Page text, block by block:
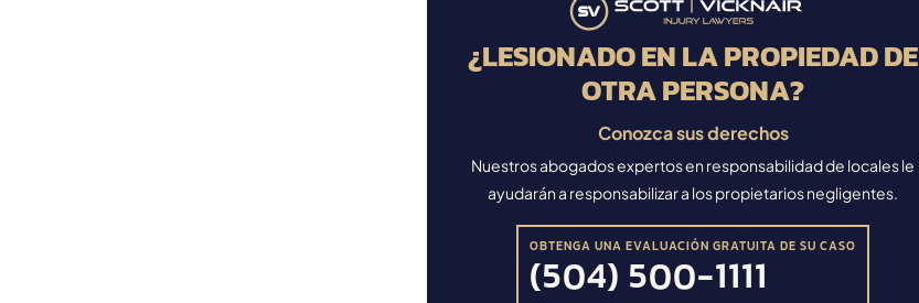
¿LESIONADO EN LA PROPIEDAD DE
OTRA PERSONA?
Conozca sus derechos
Nuestros abogados expertos en responsabilidad de locales le
ayudarán a responsabilizar a los propietarios negligentes.
OBTENGA UNA EVALUACIÓN GRATUITA DE SU CASO
(504) 500-1111